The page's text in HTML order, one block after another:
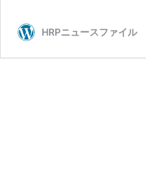
HRPニュースファイル